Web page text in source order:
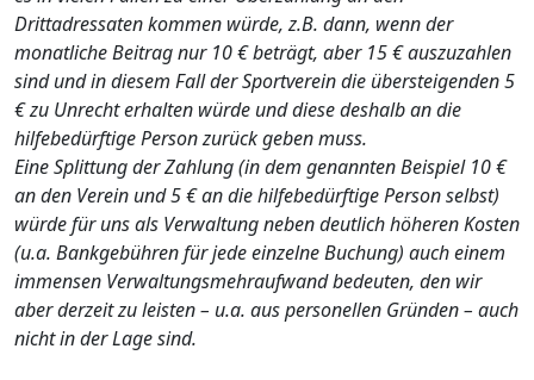
Drittadressaten kommen würde, z.B. dann, wenn der
monatliche Beitrag nur 10 € beträgt, aber 15 € auszuzahlen
sind und in diesem Fall der Sportverein die übersteigenden 5
€ zu Unrecht erhalten würde und diese deshalb an die
hilfebedürftige Person zurück geben muss.
Eine Splittung der Zahlung (in dem genannten Beispiel 10 €
an den Verein und 5 € an die hilfebedürftige Person selbst)
würde für uns als Verwaltung neben deutlich höheren Kosten
(u.a. Bankgebühren für jede einzelne Buchung) auch einem
immensen Verwaltungsmehraufwand bedeuten, den wir
aber derzeit zu leisten – u.a. aus personellen Gründen – auch
nicht in der Lage sind.